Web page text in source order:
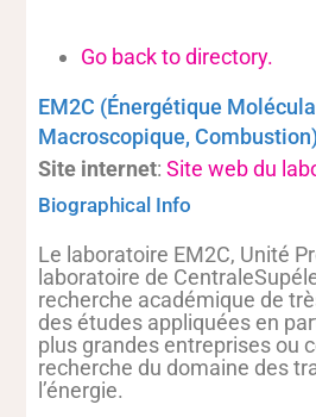
Go back to directory.
EM2C (Énergétique
Macroscopique,
Site internet: Site web du
Biographical Info
Le laboratoire EM2C, Unité
laboratoire de
recherche académique de
des études appliquées en
plus grandes entreprises ou
recherche du domaine des
l’énergie.